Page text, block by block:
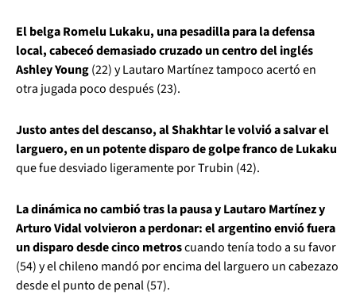
El belga Romelu Lukaku, una pesadilla para la defensa
local, cabeceó demasiado cruzado un centro del inglés
Ashley Young(22) y Lautaro Martínez tampoco acertó en
otra jugada poco después (23).
Justo antes del descanso, al Shakhtar le volvió a salvar el
larguero, en un potente disparo de golpe franco de Lukaku
que fue desviado ligeramente por Trubin (42).
La dinámica no cambió tras la pausa y Lautaro Martínez y
Arturo Vidal volvieron a perdonar: el argentino envió fuera
un disparo desde cinco metroscuando tenía todo a su favor
(54) y el chileno mandó por encima del larguero un cabezazo
desde el punto de penal (57).